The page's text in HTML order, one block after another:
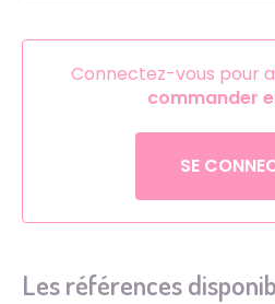
Connectez-vous pour
commander
SE
Les références